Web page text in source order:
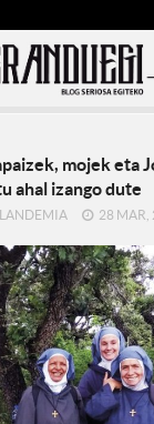
mojek eta
ahal izango dute
28 MAR,